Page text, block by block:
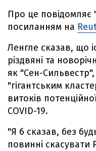
Про це повідомляє
посиланням на
Ленгле сказав, що
різдвяні та
як "Сен-
"гігантським
витоків
COVID-19.
"Я б сказав, без
повинні скасувати